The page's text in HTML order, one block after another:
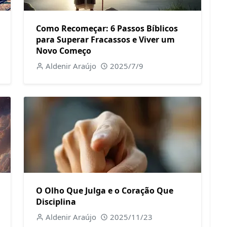
Como Recomeçar: 6 Passos Bíblicos
para Superar Fracassos e Viver um
Novo Começo
Aldenir Araújo 2025/7/9
O Olho Que Julga e o Coração Que
Disciplina
Aldenir Araújo 2025/11/23